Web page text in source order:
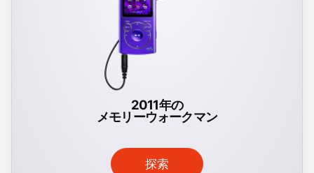
2011年の
メモリーウォークマン
探索